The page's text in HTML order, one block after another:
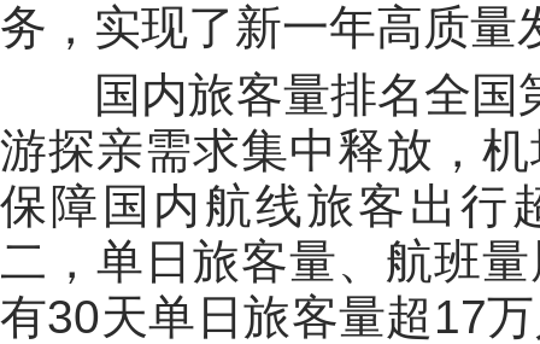
务，实现了新一年高质量
国内旅客量排名全国
游探亲需求集中释放，
保障国内航线旅客出行
二，单日旅客量、航班
有30天单日旅客量超17